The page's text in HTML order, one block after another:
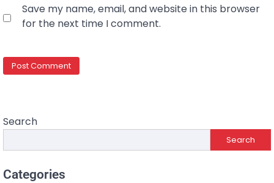
Save my name, email, and website in this browser
for the next time I comment.
Search
Search
Categories